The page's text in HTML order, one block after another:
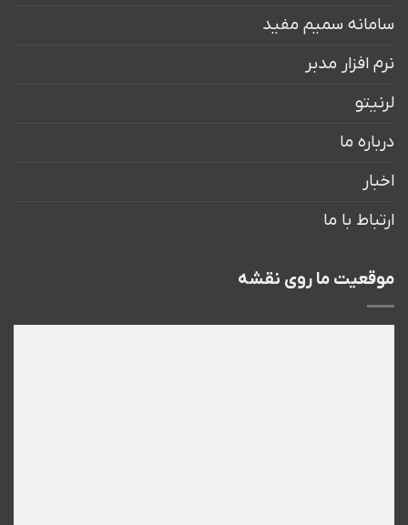
سامانه سمیم مفید
نرم افزار مدبر
لرنیتو
درباره ما
اخبار
ارتباط با ما
موقعیت ما روی نقشه